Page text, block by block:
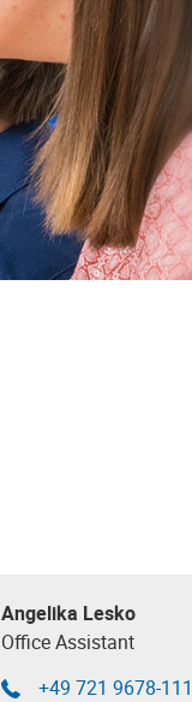
Angelika Lesko
Office Assistant
+49 721 9678-111